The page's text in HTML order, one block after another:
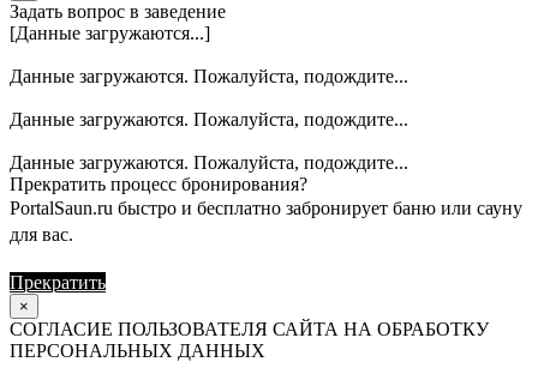
Задать вопрос в заведение
[Данные загружаются...]
Данные загружаются. Пожалуйста, подождите...
Данные загружаются. Пожалуйста, подождите...
Данные загружаются. Пожалуйста, подождите...
Прекратить процесс бронирования?
PortalSaun.ru быстро и бесплатно забронирует баню или сауну
для вас.
Прекратить
×
СОГЛАСИЕ ПОЛЬЗОВАТЕЛЯ САЙТА НА ОБРАБОТКУ
ПЕРСОНАЛЬНЫХ ДАННЫХ